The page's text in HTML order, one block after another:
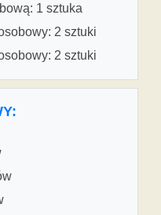
1 sztuka
2 sztuki
2 sztuki